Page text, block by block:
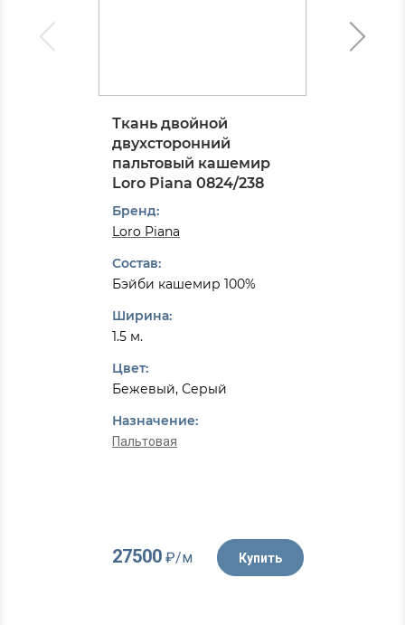
Ткань двойной
двухсторонний
пальтовый кашемир
Loro Piana 0824/238
Бренд:
Loro Piana
Состав:
Бэйби кашемир 100%
Ширина:
1.5 м.
Цвет:
Бежевый, Серый
Назначение:
Пальтовая
27500₽/м Купить